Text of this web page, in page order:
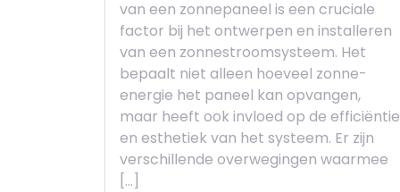
van een zonnepaneel is een cruciale
factor bij het ontwerpen en installeren
van een zonnestroomsysteem. Het
bepaalt niet alleen hoeveel zonne-
energie het paneel kan opvangen,
maar heeft ook invloed op de efficiëntie
en esthetiek van het systeem. Er zijn
verschillende overwegingen waarmee
[…]